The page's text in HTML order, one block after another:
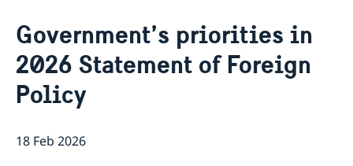
Government’s priorities in
2026 Statement of Foreign
Policy
18 Feb 2026